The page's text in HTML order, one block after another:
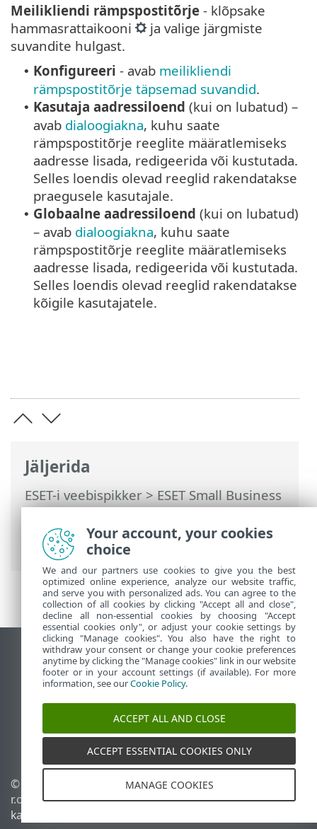
Jäljerida
ESET-i veebispikker>ESET Small Business
Security>Töötamine programmiga ESET
Small Business Security>Häälestus>
Interneti-kaitse
Meilikliendi rämpspostitõrje - klõpsake
hammasrattaikooni
ja valige järgmiste
suvandite hulgast.
• Konfigureeri - avab meilikliendi
rämpspostitõrje täpsemad suvandid.
• Kasutaja aadressiloend (kui on lubatud) –
avab dialoogiakna, kuhu saate
rämpspostitõrje reeglite määratlemiseks
aadresse lisada, redigeerida või kustutada.
Selles loendis olevad reeglid rakendatakse
praegusele kasutajale.
• Globaalne aadressiloend (kui on lubatud)
– avab dialoogiakna, kuhu saate
rämpspostitõrje reeglite määratlemiseks
aadresse lisada, redigeerida või kustutada.
Selles loendis olevad reeglid rakendatakse
kõigile kasutajatele.
Vaata tavaarvutile mõeldud veebilehte
End of Life
ESET-i teabebaas
ESET-i foorum
ESET Status Portal
Piirkondlik tugi
© 1992 - 2026 ESET, spol. s
r.o. – kõik õigused on
kaitstud.
Küpsisepoliitika
Your account, your cookies
choice
We and our partners use cookies to give you the best
optimized online experience, analyze our website traffic,
and serve you with personalized ads. You can agree to the
collection of all cookies by clicking "Accept all and close",
decline all non-essential cookies by choosing "Accept
essential cookies only", or adjust your cookie settings by
clicking "Manage cookies". You also have the right to
withdraw your consent or change your cookie preferences
anytime by clicking the "Manage cookies" link in our website
footer or in your account settings (if available). For more
information, see ourCookie Policy.
ACCEPT ALL AND CLOSE
ACCEPT ESSENTIAL COOKIES ONLY
MANAGE COOKIES